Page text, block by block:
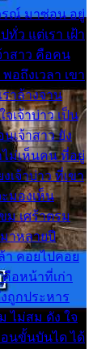
รณ์ มาซ่อน อยู่
ว แต่เรา เฝ้า
าสาว คือคน
อถึงเวลา เขา
าล้างจาน
เจ้าบ่าว เป็น
เจ้าสาว ยัง
ม่เห็นคน ที่อยู่
เจ้าบ่าว ที่เขา
มองเห็น
ม เศร้าตรม
าหลายปี
า คอยไปคอย
อหน้าที่เก่า
ถูกประหาร
ไม่สม ดัง ใจ
อนขั้นบันได ได้